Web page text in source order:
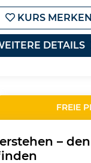
KURS MERKEN
DETAILS
FREIE
–